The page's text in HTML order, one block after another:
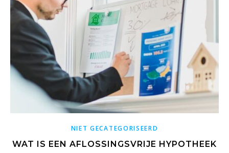
NIET GECATEGORISEERD
WAT IS EEN AFLOSSINGSVRIJE HYPOTHEEK